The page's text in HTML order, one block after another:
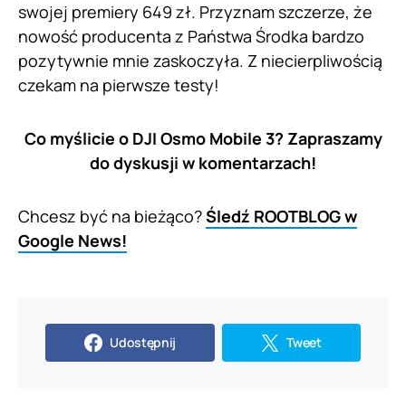
swojej premiery 649 zł. Przyznam szczerze, że
nowość producenta z Państwa Środka bardzo
pozytywnie mnie zaskoczyła. Z niecierpliwością
czekam na pierwsze testy!
Co myślicie o DJI Osmo Mobile 3? Zapraszamy
do dyskusji w komentarzach!
Chcesz być na bieżąco?Śledź ROOTBLOG w
Google News!
Udostępnij Tweet